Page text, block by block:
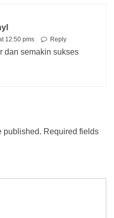
12:50 pms Reply
dan semakin sukses
published. Required fields